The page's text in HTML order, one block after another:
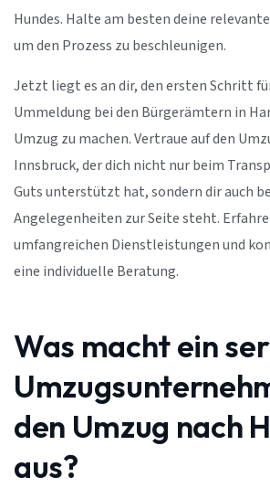
Hundes. Halte am besten deine
um den Prozess zu beschleunigen.
Jetzt liegt es an dir, den ersten Schritt
Ummeldung bei den Bürgerämtern in
Umzug zu machen. Vertraue auf den
Innsbruck, der dich nicht nur beim
Guts unterstützt hat, sondern dir auch
Angelegenheiten zur Seite steht.
umfangreichen Dienstleistungen und
eine individuelle Beratung.
Was macht ein
den Umzug nach
aus?